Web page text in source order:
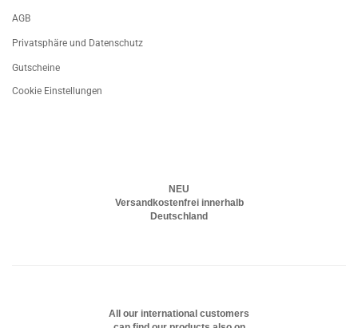
AGB
Privatsphäre und Datenschutz
Gutscheine
Cookie Einstellungen
NEU
Versandkostenfrei innerhalb
Deutschland
All our international customers